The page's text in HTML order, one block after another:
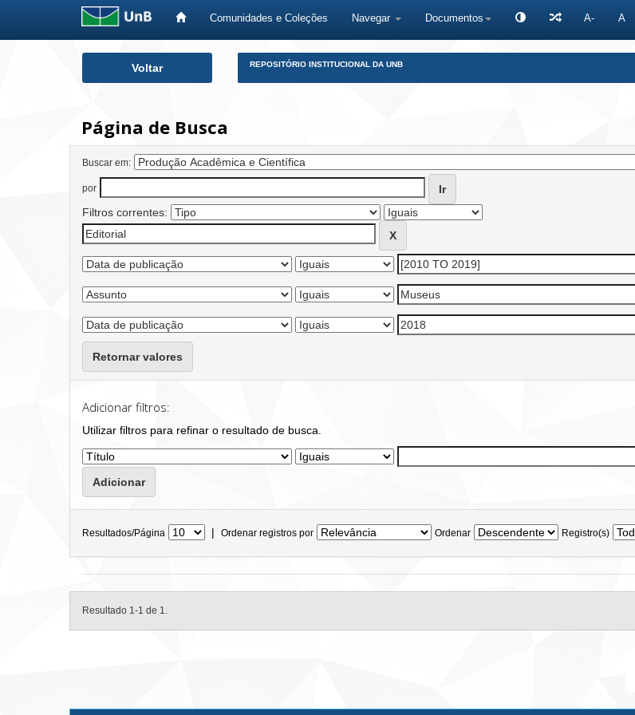
Comunidades e Coleções Navegar Documentos A- A
Voltar REPOSITÓRIO INSTITUCIONAL DA UNB
Página de Busca
Buscar em:
por
Filtros correntes:
Retornar valores
Adicionar filtros:
Utilizar filtros para refinar o resultado de busca.
Resultados/Página | Ordenar registros por Ordenar Registro(s)
Resultado 1-1 de 1.